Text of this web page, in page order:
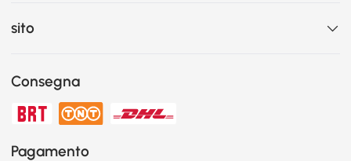
sito
Consegna
Pagamento